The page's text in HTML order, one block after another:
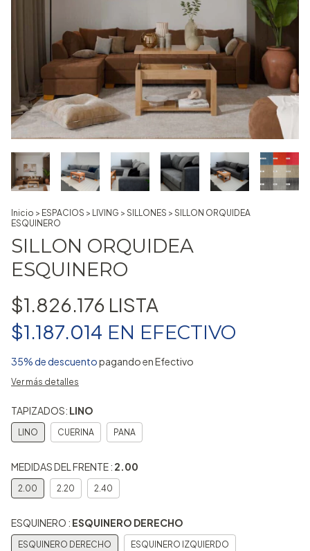
Inicio > ESPACIOS > LIVING > SILLONES > SILLON ORQUIDEA
ESQUINERO
SILLON ORQUIDEA
ESQUINERO
$1.826.176
$1.187.014 EN EFECTIVO
35% de descuentopagando en Efectivo
Ver más detalles
TAPIZADOS: LINO
LINO CUERINA PANA
MEDIDAS DEL FRENTE : 2.00
2.00 2.20 2.40
ESQUINERO : ESQUINERO DERECHO
ESQUINERO DERECHO ESQUINERO IZQUIERDO